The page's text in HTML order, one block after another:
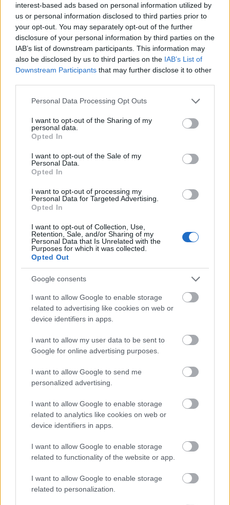
interest-based ads based on personal information utilized by
us or personal information disclosed to third parties prior to
your opt-out. You may separately opt-out of the further
disclosure of your personal information by third parties on the
IAB’s list of downstream participants. This information may
also be disclosed by us to third parties on the IAB’s List of
Downstream Participants that may further disclose it to other
Please note that this website/app uses one or more Google
not limited to your visit or usage behaviour. You may click to
grant or deny consent to Google and its third-party tags to
use your data for below specified purposes in below Google
consent section.
Personal Data Processing Opt Outs
I want to opt-out of the Sharing of my
personal data.
Opted In
I want to opt-out of the Sale of my
Personal Data.
Opted In
I want to opt-out of processing my
Personal Data for Targeted Advertising.
Opted In
I want to opt-out of Collection, Use,
Retention, Sale, and/or Sharing of my
Personal Data that Is Unrelated with the
Purposes for which it was collected.
Opted Out
Google consents
I want to allow Google to enable storage
related to advertising like cookies on web or
device identifiers in apps.
I want to allow my user data to be sent to
Google for online advertising purposes.
I want to allow Google to send me
personalized advertising.
I want to allow Google to enable storage
related to analytics like cookies on web or
device identifiers in apps.
I want to allow Google to enable storage
related to functionality of the website or app.
I want to allow Google to enable storage
related to personalization.
Το πιο ενδιαφέρον όμως δεν είναι μόνο ότι η Κίνα
XE7000 έδειξε πως δεν θέλει πια να αγοράζει
τέτοιους βιομηχανικούς γίγαντες από άλλους.
Θέλει να τους σχεδιάζει, να τους κατασκευάζει και
να τους εξάγει ως απόδειξη τεχνολογικής ισχύος.
TI ΔΙΑΒΑΖΕΤΑΙ
Γιατί τα μεσαιωνικά σίδερα άντεχαν για
χρόνια
παγκόσμιας αγοράς στην απόλυτη κατάρρευση
(vid)
στα κορίτσια «πρόσεχε πού πας», πείτε στα
αγόρια σας να μην είναι μ@λ@κες (vid)